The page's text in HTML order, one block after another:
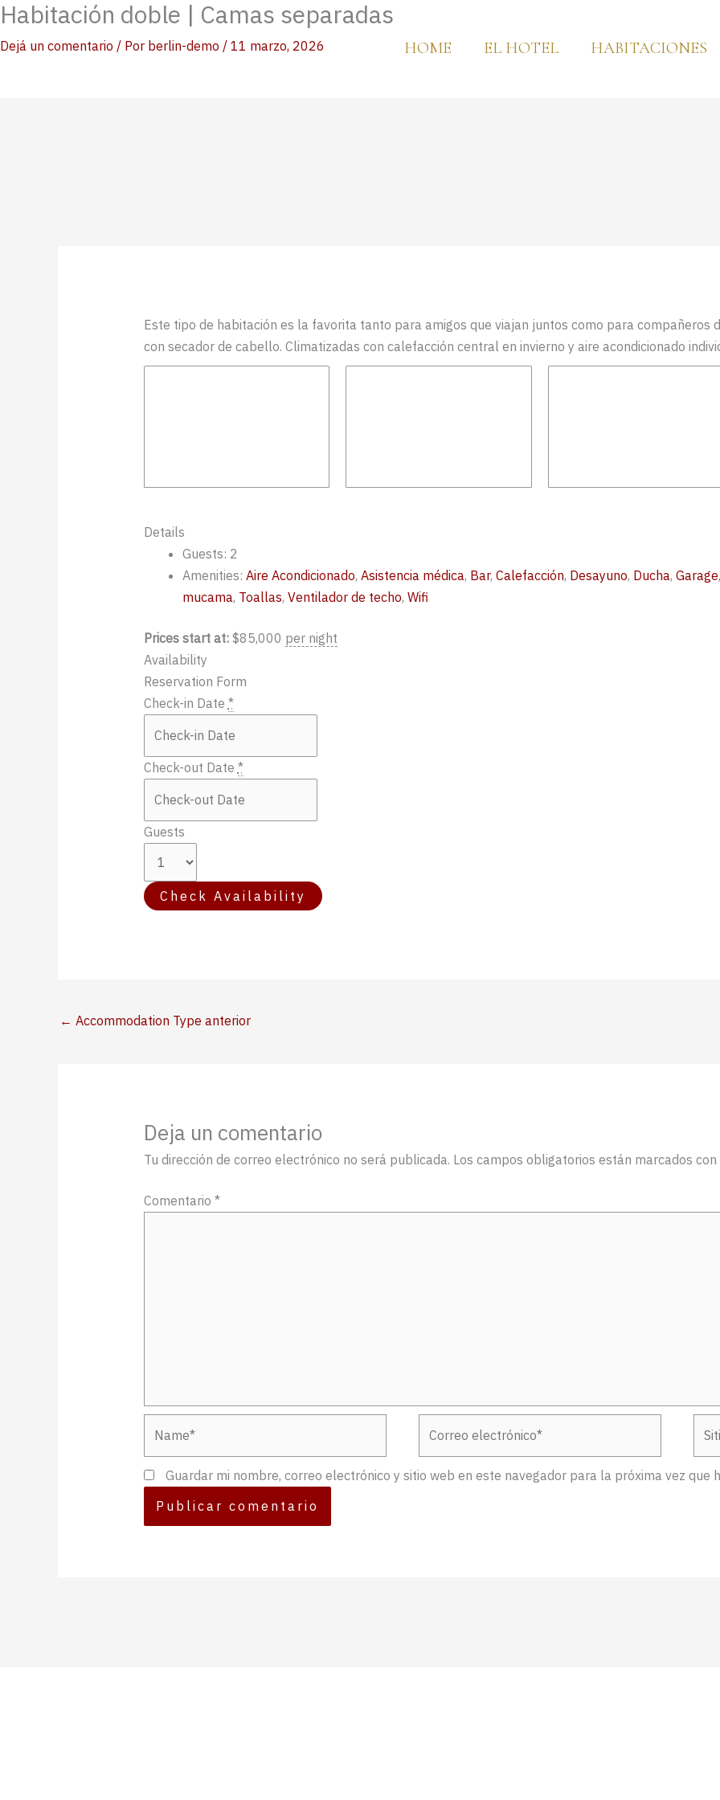
Ir
contenido
HOME EL HOTEL HABITACIONES
Habitación doble | Camas separadas
Dejá un comentario / Por berlin-demo / 11 marzo, 2026
Este tipo de habitación es la favorita tanto para amigos que viajan juntos como para compañeros
con secador de cabello. Climatizadas con calefacción central en invierno y aire acondicionado
Details
Guests: 2
Amenities: Aire Acondicionado, Asistencia médica, Bar, Calefacción, Desayuno, Ducha, Garage
mucama, Toallas, Ventilador de techo, Wifi
Prices start at: $85,000 per night
Availability
Reservation Form
Check-in Date *
Check-out Date *
Guests
← Accommodation Type anterior
Deja un comentario
Tu dirección de correo electrónico no será publicada. Los campos obligatorios están marcados con
Comentario *
Guardar mi nombre, correo electrónico y sitio web en este navegador para la próxima vez que